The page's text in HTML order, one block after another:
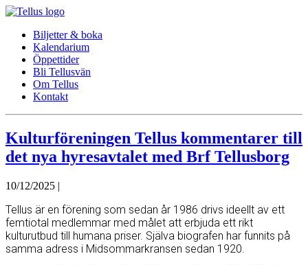
Biljetter & boka
Kalendarium
Öppettider
Bli Tellusvän
Om Tellus
Kontakt
Kulturföreningen Tellus kommentarer till
det nya hyresavtalet med Brf Tellusborg
10/12/2025 |
Tellus är en förening som sedan år 1986 drivs ideellt av ett
femtiotal medlemmar med målet att erbjuda ett rikt
kulturutbud till humana priser. Själva biografen har funnits på
samma adress i Midsommarkransen sedan 1920.